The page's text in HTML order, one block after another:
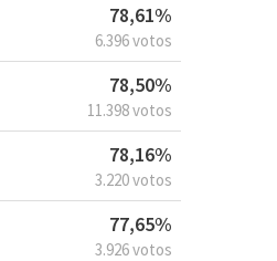
78,61%
6.396 votos
78,50%
11.398 votos
78,16%
3.220 votos
77,65%
3.926 votos